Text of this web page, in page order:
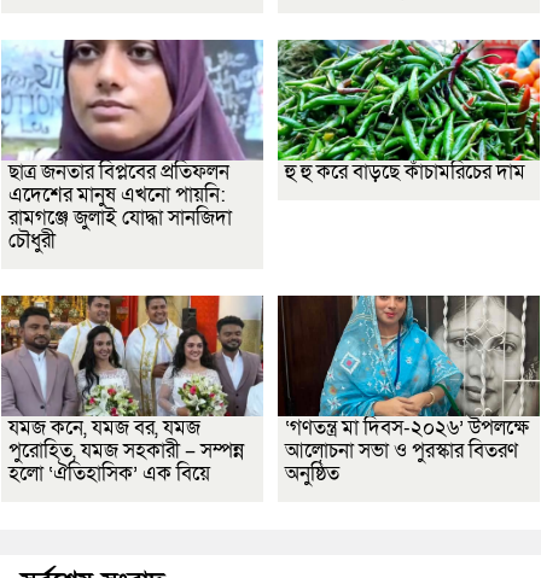
ছাত্র জনতার বিপ্লবের প্রতিফলন
এদেশের মানুষ এখনো পায়নি:
রামগঞ্জে জুলাই যোদ্ধা সানজিদা
চৌধুরী
হু হু করে বাড়ছে কাঁচামরিচের দাম
যমজ কনে, যমজ বর, যমজ
পুরোহিত, যমজ সহকারী – সম্পন্ন
হলো ‘ঐতিহাসিক’ এক বিয়ে
‘গণতন্ত্র মা দিবস-২০২৬’ উপলক্ষে
আলোচনা সভা ও পুরস্কার বিতরণ
অনুষ্ঠিত